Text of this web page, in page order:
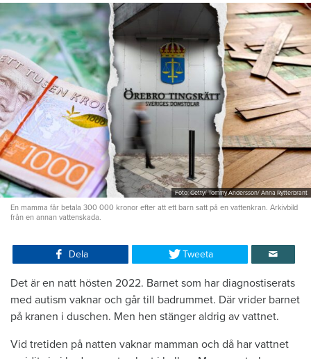
Foto: Getty/ Tommy Andersson/ Anna Rytterbrant
En mamma får betala 300 000 kronor efter att ett barn satt på en vattenkran. Arkivbild
från en annan vattenskada.
Dela Tweeta
Det är en natt hösten 2022. Barnet som har diagnostiserats
med autism vaknar och går till badrummet. Där vrider barnet
på kranen i duschen. Men hen stänger aldrig av vattnet.
Vid tretiden på natten vaknar mamman och då har vattnet